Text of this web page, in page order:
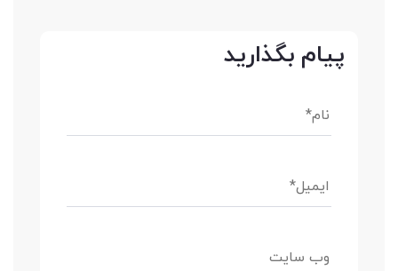
پیام بگذارید